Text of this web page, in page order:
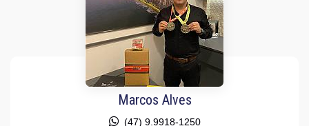
Sacada Integrada
Marcos Alves
(47) 9.9918-1250